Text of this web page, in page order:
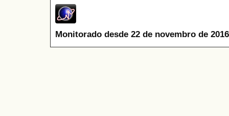
Monitorado desde 22 de novembro de